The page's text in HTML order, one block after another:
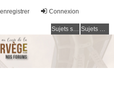
Connexion
Sujets sans réponse Sujets actifs